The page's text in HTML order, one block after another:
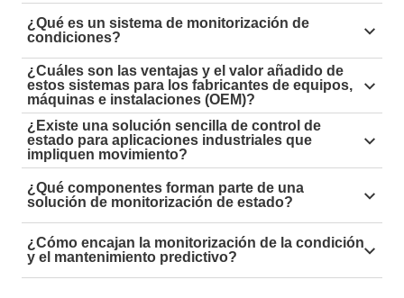
La monitorización del estado se refiere al registro o la
supervisión regular o continua del estado de una
máquina (especialmente con componentes rotativos o
aplicaciones en movimiento), sistema o proceso.
¿Qué es un sistema de monitorización de
condiciones?
Los sistemas de monitorización de condición son
cruciales para comprender el comportamiento de las
máquinas y son una parte integral de la fiabilidad del
equipo.
¿Cuáles son las ventajas y el valor añadido de
estos sistemas para los fabricantes de equipos,
máquinas e instalaciones (OEM)?
La mayoría de los casos de éxito listan los siguientes
beneficios: maximización de la producción, aumento
de la vida útil y reducción de los costes de
mantenimiento.
¿Existe una solución sencilla de control de
estado para aplicaciones industriales que
impliquen movimiento?
Sí, con el sensor inteligente de monitorización de
condición i.Sense EC.W puede monitorizar y visualizar
continuamente el estado y la vida útil restante
estimada de su sistema de suministro de energía por
solo unos cientos de euros.
¿Qué componentes forman parte de una
solución de monitorización de estado?
Para la monitorización del estado se requieren varios
sensores o el acceso a fuentes de datos existentes
pertenecientes al sistema. Esto permite registrar tanto
¿Cómo encajan la monitorización de la condición
y el mantenimiento predictivo?